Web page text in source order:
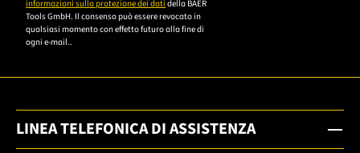
informazioni sulla protezione dei dati della BAER
Tools GmbH. Il consenso può essere revocato in
qualsiasi momento con effetto futuro alla fine di
ogni e-mail..
LINEA TELEFONICA DI ASSISTENZA